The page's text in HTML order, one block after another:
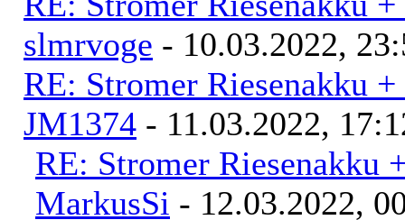
slmrvoge - 10.03.2022,
RE: Stromer Riesenakku
JM1374 - 11.03.2022,
RE: Stromer Riesenakku
MarkusSi - 12.03.2022,